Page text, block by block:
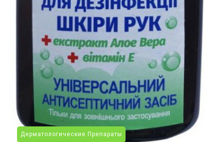
Дерматологические Препараты